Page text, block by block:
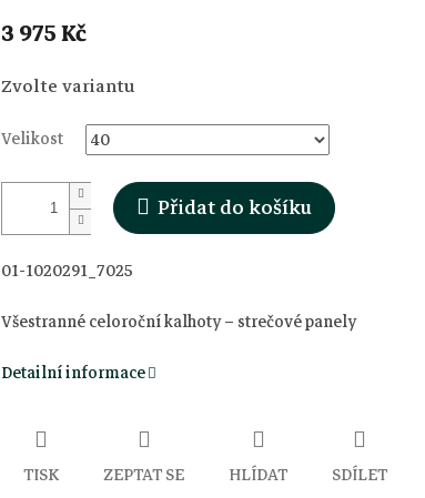
3 975 Kč
Měrná
cena:
Zvolte variantu
Velikost
Přidat do košíku
01-1020291_7025
Všestranné celoroční kalhoty – strečové panely
Detailní informace
TISK ZEPTAT SE HLÍDAT SDÍLET